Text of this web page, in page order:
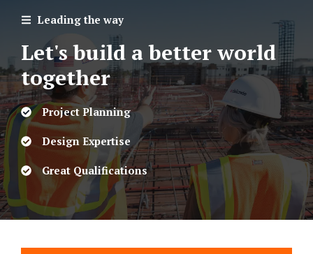
Leading the way
Let's build a better world
together
Project Planning
Design Expertise
Great Qualifications